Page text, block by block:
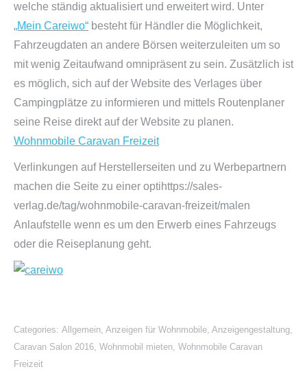
welche ständig aktualisiert und erweitert wird. Unter
„Mein Careiwo“ besteht für Händler die Möglichkeit,
Fahrzeugdaten an andere Börsen weiterzuleiten um so
mit wenig Zeitaufwand omnipräsent zu sein. Zusätzlich ist
es möglich, sich auf der Website des Verlages über
Campingplätze zu informieren und mittels Routenplaner
seine Reise direkt auf der Website zu planen.
Wohnmobile Caravan Freizeit
Verlinkungen auf Herstellerseiten und zu Werbepartnern
machen die Seite zu einer optihttps://sales-
verlag.de/tag/wohnmobile-caravan-freizeit/malen
Anlaufstelle wenn es um den Erwerb eines Fahrzeugs
oder die Reiseplanung geht.
Categories: Allgemein, Anzeigen für Wohnmobile, Anzeigengestaltung,
Caravan Salon 2016, Wohnmobil mieten, Wohnmobile Caravan
Freizeit